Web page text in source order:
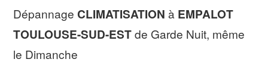
Dépannage CLIMATISATION à EMPALOT
TOULOUSE-SUD-ESTde Garde Nuit, même
le Dimanche